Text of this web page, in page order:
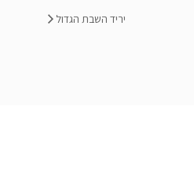
יריד השבת הגדול